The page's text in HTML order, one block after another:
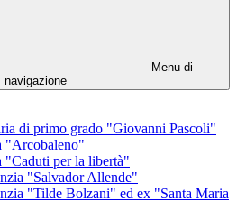
Menu di
navigazione
di primo grado "Giovanni Pascoli"
"Arcobaleno"
"Caduti per la libertà"
"Salvador Allende"
"Tilde Bolzani" ed ex "Santa Maria